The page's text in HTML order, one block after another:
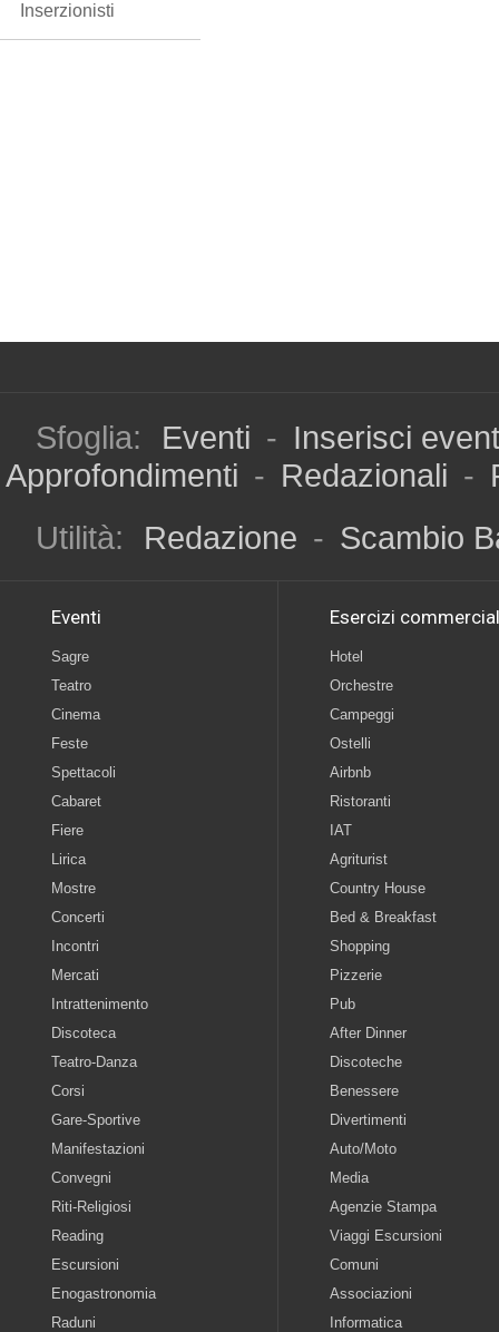
Inserzionisti
Sfoglia: Eventi - Inserisci
Approfondimenti - Redazionali -
Utilità:
Redazione - Scambio
Eventi
Sagre
Teatro
Cinema
Feste
Spettacoli
Cabaret
Fiere
Lirica
Mostre
Concerti
Incontri
Mercati
Intrattenimento
Discoteca
Teatro-Danza
Corsi
Gare-Sportive
Manifestazioni
Convegni
Riti-Religiosi
Reading
Escursioni
Enogastronomia
Raduni
Esercizi
Hotel
Orchestre
Campeggi
Ostelli
Airbnb
Ristoranti
IAT
Agriturist
Country House
Bed & Breakfast
Shopping
Pizzerie
Pub
After Dinner
Discoteche
Benessere
Divertimenti
Auto/Moto
Media
Agenzie Stampa
Viaggi Escursioni
Comuni
Associazioni
Informatica